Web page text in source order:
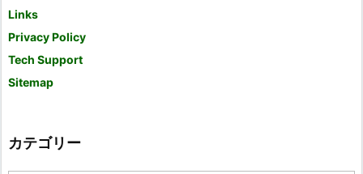
Links
Privacy Policy
Tech Support
Sitemap
カテゴリー